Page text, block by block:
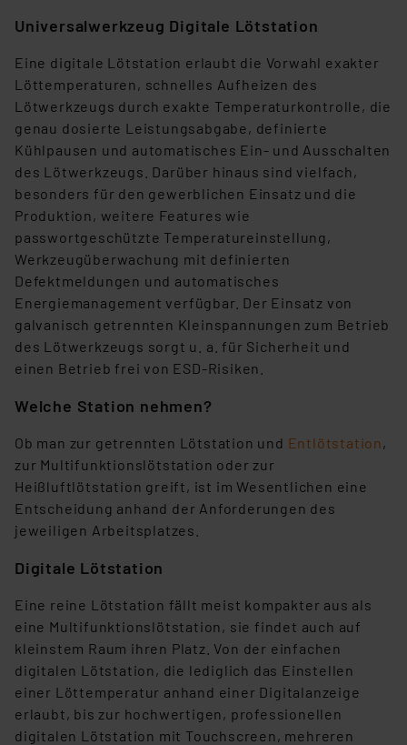
„Einige Drittanbieter verarbeiten personenbezogene
Daten in den USA. Ihre Einwilligung zur Einbindung von
Cookies dieser Drittanbieter umfasst daher ggf. auch
die Verarbeitung Ihrer Daten in den USA gemäß Art. 49
(1) lit. a DSGVO. Nähere Infos zu diesen Drittanbietern
und zu der jeweiligen Datenübermittlung erhalten Sie in
der Datenschutzerklärung. Für die USA besteht kein
Angemessenheitsbeschluss der EU. Dies bedeutet,
dass die USA als Land mit unzureichendem
Datenschutz nach EU-Standards eingestuft wird. So
besteht etwa das Risiko, dass US-Behörden
personenbezogene Daten in
Überwachungsprogrammen verarbeiten, ohne dass
hiergegen Klagemöglichkeiten für Europäer bestehen.
Unsere Kooperation mit diesen Dienstleistern stützt
Europäischen Kommission sowie einer eigenen
insbesondere der Art der übermittelten Daten,
verbundenen Risiken.“
Impressum|Datenschutzerklärung
Universalwerkzeug Digitale Lötstation
Eine digitale Lötstation erlaubt die Vorwahl exakter
Löttemperaturen, schnelles Aufheizen des
Lötwerkzeugs durch exakte Temperaturkontrolle, die
genau dosierte Leistungsabgabe, definierte
Kühlpausen und automatisches Ein- und Ausschalten
des Lötwerkzeugs. Darüber hinaus sind vielfach,
besonders für den gewerblichen Einsatz und die
Produktion, weitere Features wie
passwortgeschützte Temperatureinstellung,
Werkzeugüberwachung mit definierten
Defektmeldungen und automatisches
Energiemanagement verfügbar. Der Einsatz von
galvanisch getrennten Kleinspannungen zum Betrieb
des Lötwerkzeugs sorgt u. a. für Sicherheit und
einen Betrieb frei von ESD-Risiken.
Welche Station nehmen?
Ob man zur getrennten Lötstation und Entlötstation ,
zur Multifunktionslötstation oder zur
Heißluftlötstation greift, ist im Wesentlichen eine
Entscheidung anhand der Anforderungen des
jeweiligen Arbeitsplatzes.
Digitale Lötstation
Eine reine Lötstation fällt meist kompakter aus als
eine Multifunktionslötstation, sie findet auch auf
kleinstem Raum ihren Platz. Von der einfachen
digitalen Lötstation, die lediglich das Einstellen
einer Löttemperatur anhand einer Digitalanzeige
erlaubt, bis zur hochwertigen, professionellen
digitalen Lötstation mit Touchscreen, mehreren